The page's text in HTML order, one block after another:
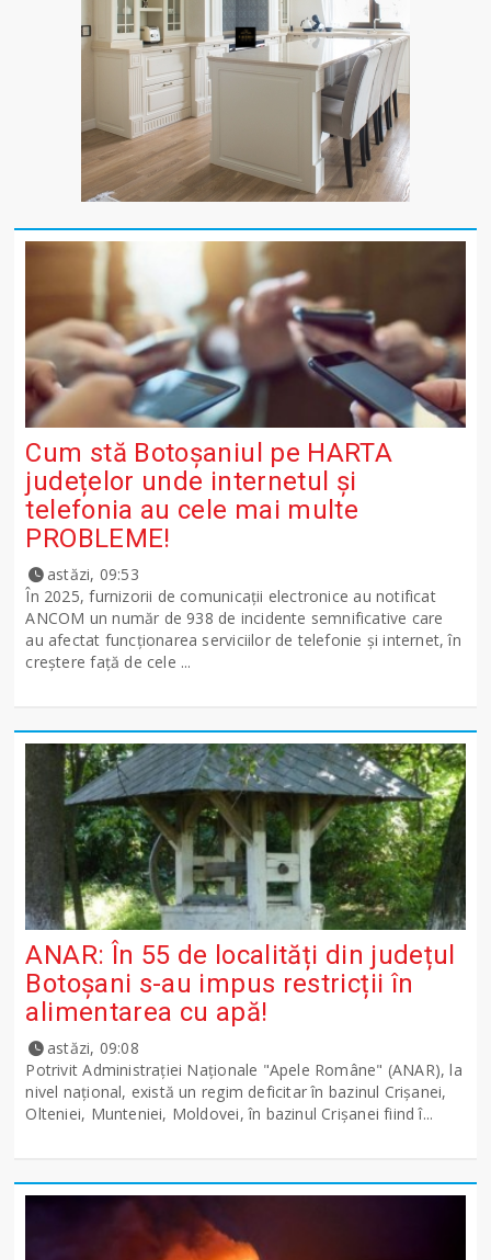
Cum stă Botoșaniul pe HARTA
județelor unde internetul și
telefonia au cele mai multe
PROBLEME!
astăzi, 09:53
În 2025, furnizorii de comunicații electronice au notificat
ANCOM un număr de 938 de incidente semnificative care
au afectat funcționarea serviciilor de telefonie și internet, în
creștere față de cele ...
ANAR: În 55 de localități din județul
Botoșani s-au impus restricții în
alimentarea cu apă!
astăzi, 09:08
Potrivit Administraţiei Naţionale "Apele Române" (ANAR), la
nivel naţional, există un regim deficitar în bazinul Crişanei,
Olteniei, Munteniei, Moldovei, în bazinul Crişanei fiind î...